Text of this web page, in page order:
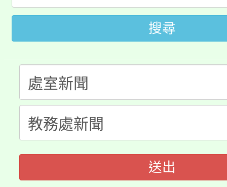
田徑場及游泳池舉行。
桃園市低收入戶享有免
視費優惠，中低收入戶
半價優惠，詳情可洽有
者。
大園自造教育及科技
份教師增能研習
大溪自造教育及科技中
份教師研習
淨零綠生活教案入校路
會
115年食農教育專業人
程
搜尋
送出